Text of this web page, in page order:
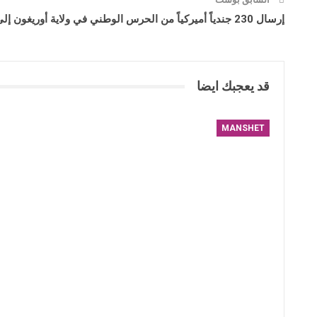
إرسال 230 جندياً أميركياً من الحرس الوطني في ولاية أوريغون إلى سوريا والعراق
قد يعجبك ايضا
MANSHET